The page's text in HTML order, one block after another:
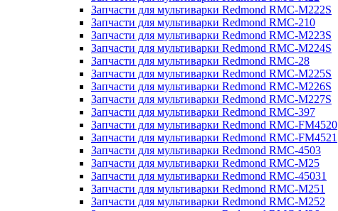
Запчасти для мультиварки Redmond RMC-M222S
Запчасти для мультиварки Redmond RMC-210
Запчасти для мультиварки Redmond RMC-M223S
Запчасти для мультиварки Redmond RMC-M224S
Запчасти для мультиварки Redmond RMC-28
Запчасти для мультиварки Redmond RMC-M225S
Запчасти для мультиварки Redmond RMC-M226S
Запчасти для мультиварки Redmond RMC-M227S
Запчасти для мультиварки Redmond RMC-397
Запчасти для мультиварки Redmond RMC-FM4520
Запчасти для мультиварки Redmond RMC-FM4521
Запчасти для мультиварки Redmond RMC-4503
Запчасти для мультиварки Redmond RMC-M25
Запчасти для мультиварки Redmond RMC-45031
Запчасти для мультиварки Redmond RMC-M251
Запчасти для мультиварки Redmond RMC-M252